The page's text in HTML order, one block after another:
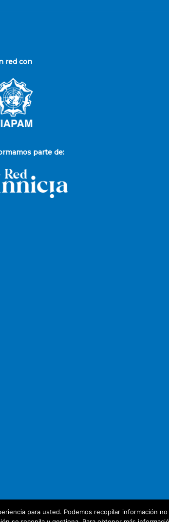
red con
parte de:
para usted. Podemos recopilar información